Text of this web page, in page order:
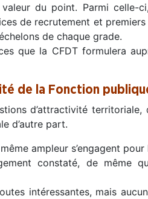
valeur du point. Parmi
de recrutement et
de chaque grade.
que la CFDT formulera
de la Fonction
d’attractivité territoriale,
d’autre part.
ampleur s’engagent
constaté, de même
intéressantes, mais